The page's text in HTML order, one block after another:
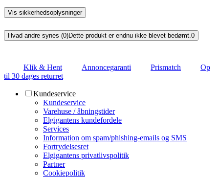
Vis sikkerhedsoplysninger
Hvad andre synes (0)Dette produkt er endnu ikke blevet bedømt.0
Klik & Hent Annoncegaranti Prismatch
Op
til 30 dages returret
Kundeservice
Kundeservice
Varehuse / åbningstider
Elgigantens kundefordele
Services
Information om spam/phishing-emails og SMS
Fortrydelsesret
Elgigantens privatlivspolitik
Partner
Cookiepolitik